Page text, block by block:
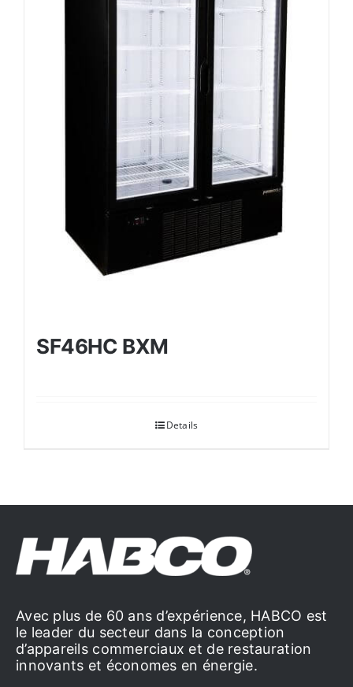
SF46HC BXM
Details
Avec plus de 60 ans d’expérience, HABCO est
le leader du secteur dans la conception
d’appareils commerciaux et de restauration
innovants et économes en énergie.